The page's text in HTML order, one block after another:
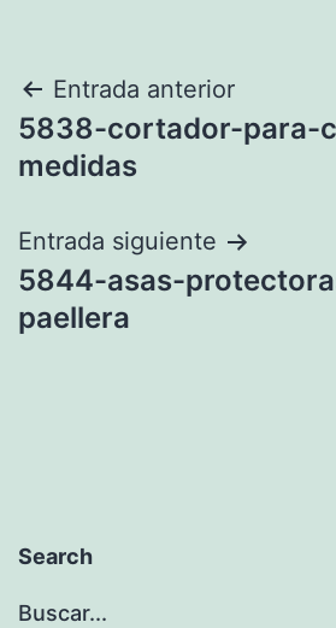
Navegación
de
Entrada anterior
5838-cortador-para-
medidas
Entrada siguiente
5844-asas-
paellera
Search
Buscar...